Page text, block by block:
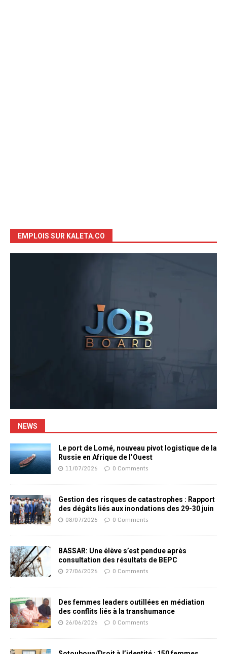
EMPLOIS SUR KALETA.CO
NEWS
Le port de Lomé, nouveau pivot logistique de la
Russie en Afrique de l’Ouest
11/07/2026 0 Comments
Gestion des risques de catastrophes : Rapport
des dégâts liés aux inondations des 29-30 juin
08/07/2026 0 Comments
BASSAR: Une élève s’est pendue après
consultation des résultats de BEPC
27/06/2026 0 Comments
Des femmes leaders outillées en médiation
des conflits liés à la transhumance
26/06/2026 0 Comments